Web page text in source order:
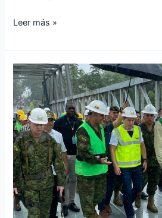
Leer más »
Presidente
Noboa
inauguró
puente
sobre
el
Río
Blanco